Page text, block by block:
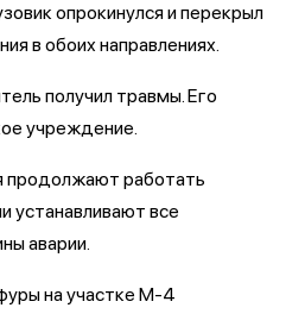
опрокинулся и перекрыл
в обоих направлениях.
получил травмы. Его
учреждение.
продолжают работать
устанавливают все
аварии.
на участке М-4